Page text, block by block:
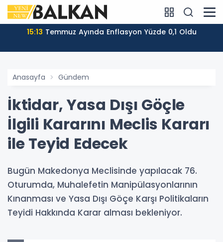
15:13 Temmuz Ayında Enflasyon Yüzde 0,1 Oldu
Anasayfa Gündem
İktidar, Yasa Dışı Göçle
İlgili Kararını Meclis Kararı
ile Teyid Edecek
Bugün Makedonya Meclisinde yapılacak 76.
Oturumda, Muhalefetin Manipülasyonlarının
Kınanması ve Yasa Dışı Göçe Karşı Politikaların
Teyidi Hakkında Karar alması bekleniyor.